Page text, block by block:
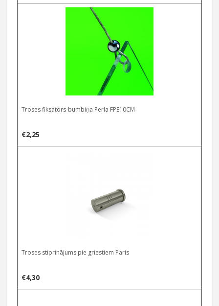
Troses fiksators-bumbiņa Perla FPE10CM
€2,25
Troses stiprinājums pie griestiem Paris
€4,30